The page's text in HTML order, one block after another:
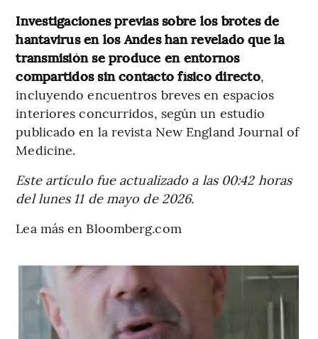
Investigaciones previas sobre los brotes de
hantavirus en los Andes han revelado que la
transmisión se produce en entornos
compartidos sin contacto físico directo,
incluyendo encuentros breves en espacios
interiores concurridos, según un estudio
publicado en la revista New England Journal of
Medicine.
Este artículo fue actualizado a las 00:42 horas
del lunes 11 de mayo de 2026.
Lea más en Bloomberg.com